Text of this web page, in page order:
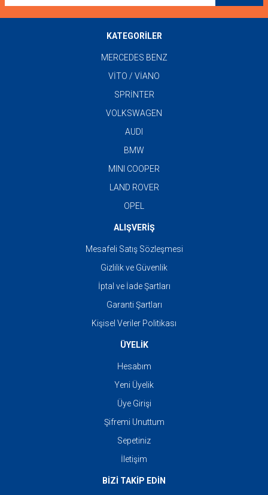
KATEGORİLER
MERCEDES BENZ
VİTO / VİANO
SPRİNTER
VOLKSWAGEN
AUDI
BMW
MINI COOPER
LAND ROVER
OPEL
ALIŞVERİŞ
Mesafeli Satış Sözleşmesi
Gizlilik ve Güvenlik
İptal ve İade Şartları
Garanti Şartları
Kişisel Veriler Politikası
ÜYELİK
Hesabım
Yeni Üyelik
Üye Girişi
Şifremi Unuttum
Sepetiniz
İletişim
BİZİ TAKİP EDİN